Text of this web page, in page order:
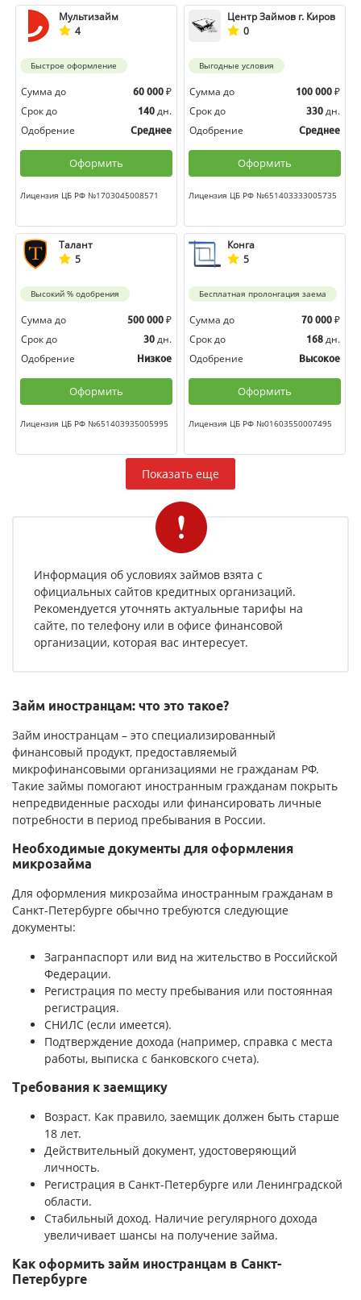
Мультизайм
4
Быстрое оформление
Сумма до 60 000 ₽
Срок до
140 дн.
Одобрение
Среднее
Оформить
Лицензия ЦБ РФ №1703045008571
Центр Займов г. Киров
0
Выгодные условия
Сумма до 100 000 ₽
Срок до
330 дн.
Одобрение
Среднее
Оформить
Лицензия ЦБ РФ №651403333005735
Талант
5
Высокий % одобрения
Сумма до 500 000 ₽
Срок до
30 дн.
Одобрение
Низкое
Оформить
Лицензия ЦБ РФ №651403935005995
Конга
5
Бесплатная пролонгация заема
Сумма до 70 000 ₽
Срок до
168 дн.
Одобрение
Высокое
Оформить
Лицензия ЦБ РФ №01603550007495
Показать еще
Информация об условиях займов взята с
официальных сайтов кредитных организаций.
Рекомендуется уточнять актуальные тарифы на
сайте, по телефону или в офисе финансовой
организации, которая вас интересует.
Займ иностранцам: что это такое?
Займ иностранцам – это специализированный
финансовый продукт, предоставляемый
микрофинансовыми организациями не гражданам РФ.
Такие займы помогают иностранным гражданам покрыть
непредвиденные расходы или финансировать личные
потребности в период пребывания в России.
Необходимые документы для оформления
микрозайма
Для оформления микрозайма иностранным гражданам в
Санкт-Петербурге обычно требуются следующие
документы:
Загранпаспорт или вид на жительство в Российской
Федерации.
Регистрация по месту пребывания или постоянная
регистрация.
СНИЛС (если имеется).
Подтверждение дохода (например, справка с места
работы, выписка с банковского счета).
Требования к заемщику
Возраст. Как правило, заемщик должен быть старше
18 лет.
Действительный документ, удостоверяющий
личность.
Регистрация в Санкт-Петербурге или Ленинградской
области.
Стабильный доход. Наличие регулярного дохода
увеличивает шансы на получение займа.
Как оформить займ иностранцам в Санкт-
Петербурге